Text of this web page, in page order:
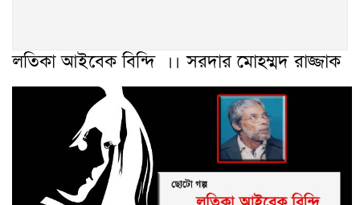
লতিকা আইবেক বিন্দি ।। সরদার মোহম্মদ রাজ্জাক